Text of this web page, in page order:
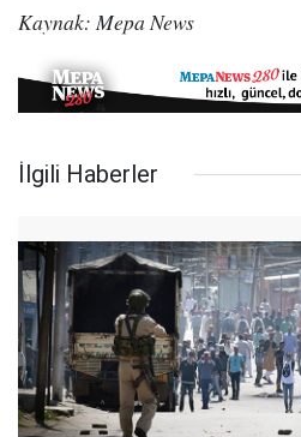
Kaynak: Mepa News
İlgili Haberler